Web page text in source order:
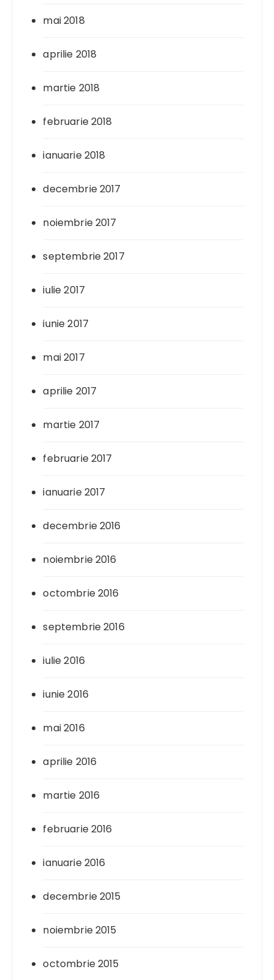
mai 2018
aprilie 2018
martie 2018
februarie 2018
ianuarie 2018
decembrie 2017
noiembrie 2017
septembrie 2017
iulie 2017
iunie 2017
mai 2017
aprilie 2017
martie 2017
februarie 2017
ianuarie 2017
decembrie 2016
noiembrie 2016
octombrie 2016
septembrie 2016
iulie 2016
iunie 2016
mai 2016
aprilie 2016
martie 2016
februarie 2016
ianuarie 2016
decembrie 2015
noiembrie 2015
octombrie 2015